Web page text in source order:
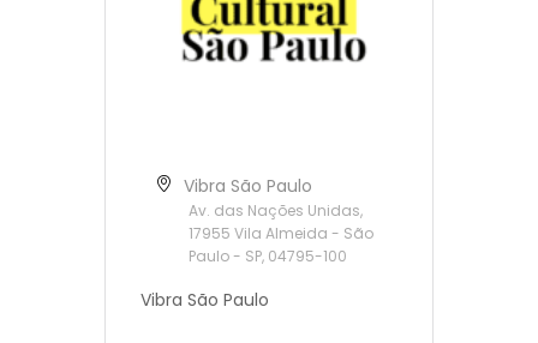
Vibra São Paulo
Av. das Nações Unidas,
17955 Vila Almeida - São
Paulo - SP, 04795-100
Vibra São Paulo